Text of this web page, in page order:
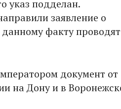
указ подделан.
заявление о
факту проводят
документ от
на Дону и в